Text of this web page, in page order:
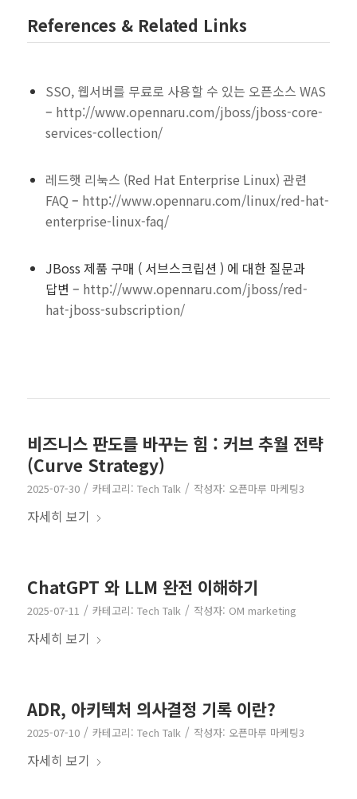
References & Related Links
SSO, 웹서버를 무료로 사용할 수 있는 오픈소스 WAS
– http://www.opennaru.com/jboss/jboss-core-
services-collection/
레드햇 리눅스 (Red Hat Enterprise Linux) 관련
FAQ – http://www.opennaru.com/linux/red-hat-
enterprise-linux-faq/
JBoss 제품 구매 ( 서브스크립션 ) 에 대한 질문과
답변 – http://www.opennaru.com/jboss/red-
hat-jboss-subscription/
비즈니스 판도를 바꾸는 힘 : 커브 추월 전략
(Curve Strategy)
2025-07-30 / 카테고리: Tech Talk / 작성자: 오픈마루 마케팅3
자세히 보기
ChatGPT 와 LLM 완전 이해하기
2025-07-11 / 카테고리: Tech Talk / 작성자: OM marketing
자세히 보기
ADR, 아키텍처 의사결정 기록 이란?
2025-07-10 / 카테고리: Tech Talk / 작성자: 오픈마루 마케팅3
자세히 보기